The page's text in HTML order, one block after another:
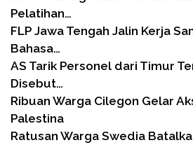
Pelatihan…
FLP Jawa Tengah Jalin Kerja
Bahasa…
AS Tarik Personel dari Timur
Disebut…
Ribuan Warga Cilegon Gelar
Palestina
Ratusan Warga Swedia